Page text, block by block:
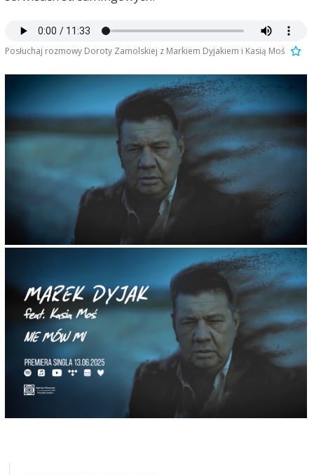
Posłuchaj rozmowy Doroty Zamolskiej z Markiem Dyjakiem i Kasią Moś